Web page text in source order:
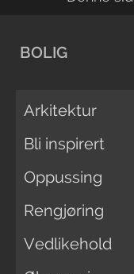
BOLIG
Arkitektur
Bli inspirert
Oppussing
Rengjøring
Vedlikehold